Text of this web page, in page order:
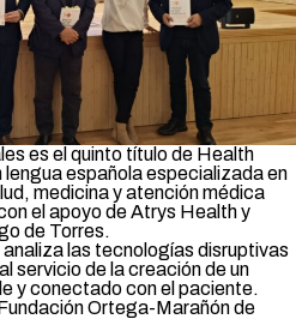
es el quinto título de Health
española especializada en
medicina y atención médica
el apoyo de Atrys Health y
de Torres.
las tecnologías disruptivas
servicio de la creación de un
y conectado con el paciente.
Ortega-Marañón de